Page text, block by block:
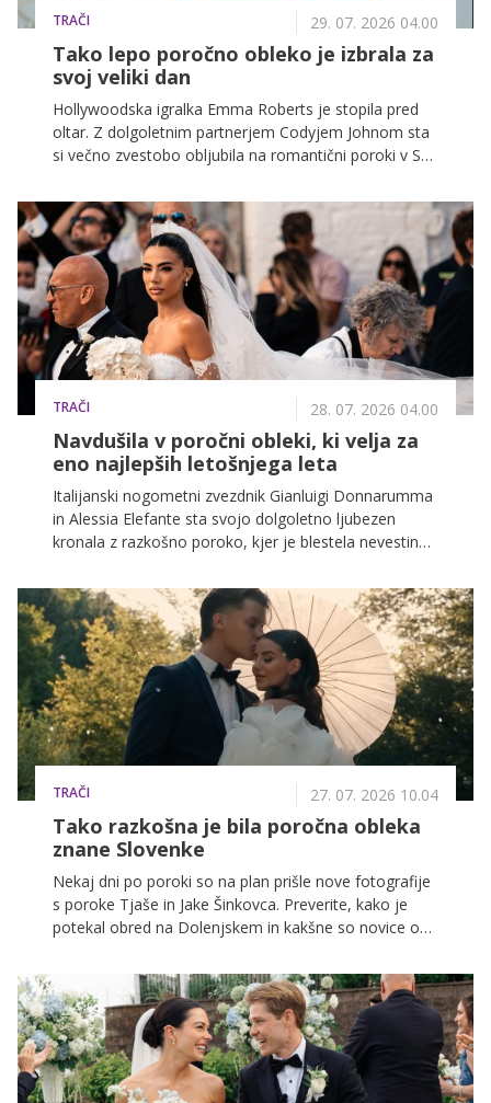
TRAČI 29. 07. 2026 04.00
Tako lepo poročno obleko je izbrala za
svoj veliki dan
Hollywoodska igralka Emma Roberts je stopila pred
oltar. Z dolgoletnim partnerjem Codyjem Johnom sta
si večno zvestobo obljubila na romantični poroki v Sun
zbrali njuni najbližji družinski člani in prijatelji.
TRAČI 28. 07. 2026 04.00
Navdušila v poročni obleki, ki velja za
eno najlepših letošnjega leta
Italijanski nogometni zvezdnik Gianluigi Donnarumma
in Alessia Elefante sta svojo dolgoletno ljubezen
kronala z razkošno poroko, kjer je blestela nevestina
korzetom in unikatnimi prosojnimi rokavi predstavlja
popoln navdih za moderne neveste, ki iščejo klasiko s
preobratom.
TRAČI 27. 07. 2026 10.04
Tako razkošna je bila poročna obleka
znane Slovenke
Nekaj dni po poroki so na plan prišle nove fotografije
s poroke Tjaše in Jake Šinkovca. Preverite, kako je
potekal obred na Dolenjskem in kakšne so novice o